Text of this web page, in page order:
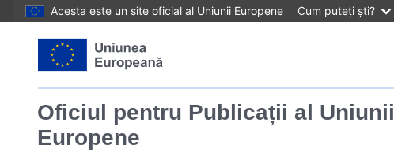
Acesta este un site oficial al Uniunii Europene Cum puteți ști?
Oficiul pentru Publicații al Uniunii
Europene